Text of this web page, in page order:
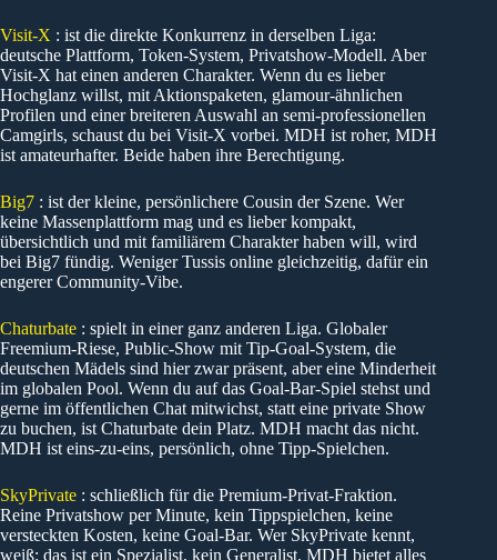
Visit-X : ist die direkte Konkurrenz in derselben Liga:
deutsche Plattform, Token-System, Privatshow-Modell. Aber
Visit-X hat einen anderen Charakter. Wenn du es lieber
Hochglanz willst, mit Aktionspaketen, glamour-ähnlichen
Profilen und einer breiteren Auswahl an semi-professionellen
Camgirls, schaust du bei Visit-X vorbei. MDH ist roher, MDH
ist amateurhafter. Beide haben ihre Berechtigung.
Big7 : ist der kleine, persönlichere Cousin der Szene. Wer
keine Massenplattform mag und es lieber kompakt,
übersichtlich und mit familiärem Charakter haben will, wird
bei Big7 fündig. Weniger Tussis online gleichzeitig, dafür ein
engerer Community-Vibe.
Chaturbate : spielt in einer ganz anderen Liga. Globaler
Freemium-Riese, Public-Show mit Tip-Goal-System, die
deutschen Mädels sind hier zwar präsent, aber eine Minderheit
im globalen Pool. Wenn du auf das Goal-Bar-Spiel stehst und
gerne im öffentlichen Chat mitwichst, statt eine private Show
zu buchen, ist Chaturbate dein Platz. MDH macht das nicht.
MDH ist eins-zu-eins, persönlich, ohne Tipp-Spielchen.
SkyPrivate : schließlich für die Premium-Privat-Fraktion.
Reine Privatshow per Minute, kein Tippspielchen, keine
versteckten Kosten, keine Goal-Bar. Wer SkyPrivate kennt,
weiß: das ist ein Spezialist, kein Generalist. MDH bietet alles